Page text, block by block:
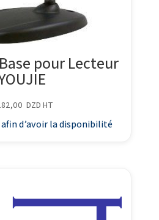
pour Lecteur
DZD HT
d’avoir la disponibilité